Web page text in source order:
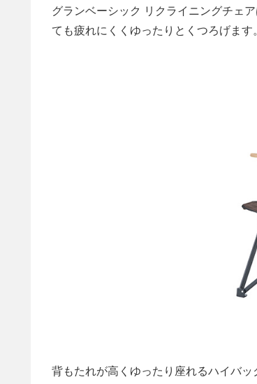
グランベーシック リクライニングチェ
ても疲れにくくゆったりとくつろげます
背もたれが高くゆったり座れるハイバ